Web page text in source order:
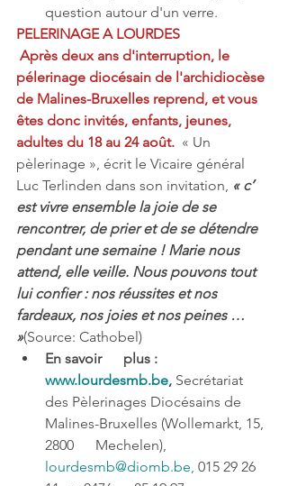
question autour d'un verre.
PELERINAGE A LOURDES
pélerinage diocésain de l'archidiocèse
de Malines-Bruxelles reprend, et vous
êtes donc invités, enfants, jeunes,
adultes du 18 au 24 août. « Un
pèlerinage », écrit le Vicaire général
Luc Terlinden dans son invitation, « c’
est vivre ensemble la joie de se
rencontrer, de prier et de se détendre
pendant une semaine ! Marie nous
attend, elle veille. Nous pouvons tout
lui confier : nos réussites et nos
fardeaux, nos joies et nos peines …
»(Source: Cathobel)
En savoir      plus :
www.lourdesmb.be, Secrétariat
des Pèlerinages Diocésains de
Malines-Bruxelles (Wollemarkt, 15,
2800      Mechelen),
lourdesmb@diomb.be, 015 29 26